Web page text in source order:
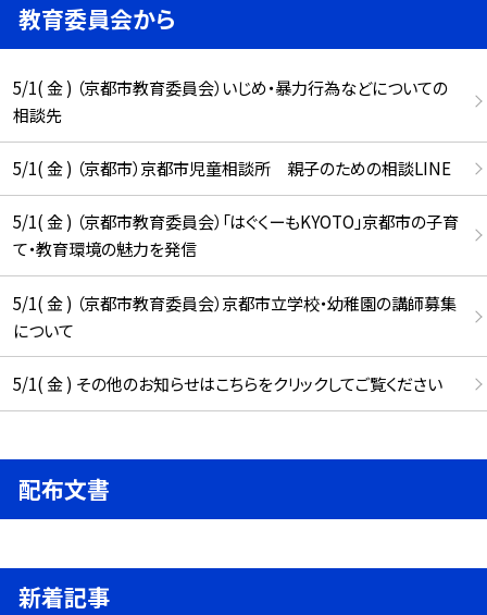
教育委員会から
5/1( 金 ) （京都市教育委員会）いじめ・暴力行為などについての
相談先
5/1( 金 ) （京都市）京都市児童相談所 親子のための相談LINE
5/1( 金 ) （京都市教育委員会）「はぐくーもKYOTO」京都市の子育
て・教育環境の魅力を発信
5/1( 金 ) （京都市教育委員会）京都市立学校・幼稚園の講師募集
について
5/1( 金 ) その他のお知らせはこちらをクリックしてご覧ください
配布文書
新着記事